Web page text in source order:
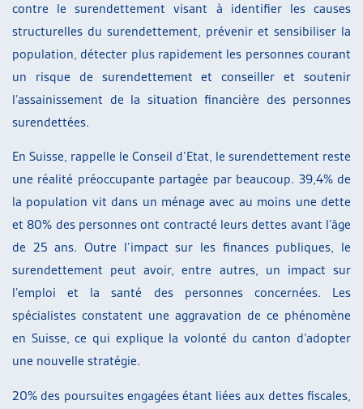
contre le surendettement visant à identifier les causes
structurelles du surendettement, prévenir et sensibiliser la
population, détecter plus rapidement les personnes courant
un risque de surendettement et conseiller et soutenir
l’assainissement de la situation financière des personnes
surendettées.
En Suisse, rappelle le Conseil d’Etat, le surendettement reste
une réalité préoccupante partagée par beaucoup. 39,4% de
la population vit dans un ménage avec au moins une dette
et 80% des personnes ont contracté leurs dettes avant l’âge
de 25 ans. Outre l’impact sur les finances publiques, le
surendettement peut avoir, entre autres, un impact sur
l’emploi et la santé des personnes concernées. Les
spécialistes constatent une aggravation de ce phénomène
en Suisse, ce qui explique la volonté du canton d’adopter
une nouvelle stratégie.
20% des poursuites engagées étant liées aux dettes fiscales,